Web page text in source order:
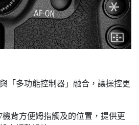
「多功能控制器」融合，讓操控更
機背方便姆指觸及的位置，提供更